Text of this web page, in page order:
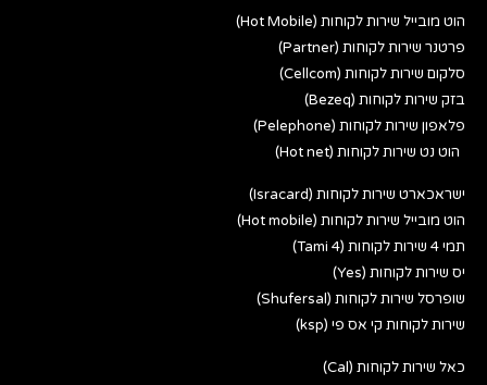
הוט מובייל שירות לקוחות (Hot Mobile)
פרטנר שירות לקוחות (Partner)
סלקום שירות לקוחות (Cellcom)
בזק שירות לקוחות (Bezeq)
פלאפון שירות לקוחות (Pelephone)
הוט נט שירות לקוחות (Hot net)
ישראכארט שירות לקוחות (Isracard)
הוט מובייל שירות לקוחות (Hot mobile)
תמי 4 שירות לקוחות (Tami 4)
יס שירות לקוחות (Yes)
שופרסל שירות לקוחות (Shufersal)
שירות לקוחות קי אס פי (ksp)
כאל שירות לקוחות (Cal)